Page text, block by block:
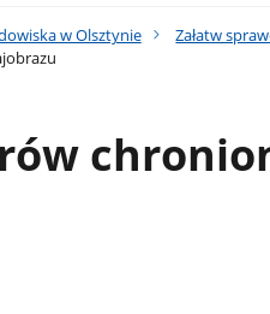
w Olsztynie Załatw